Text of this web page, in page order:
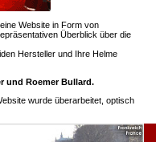
Website in Form von
Überblick über die
Hersteller und Ihre Helme
und Roemer Bullard.
wurde überarbeitet, optisch